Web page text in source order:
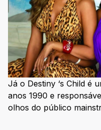
Já o Destiny ‘s Child é
anos 1990 e
olhos do público